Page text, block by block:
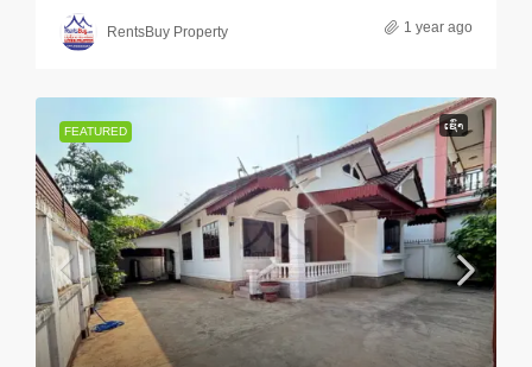
RentsBuy Property 1 year ago
FEATURED ເຊົ່າ